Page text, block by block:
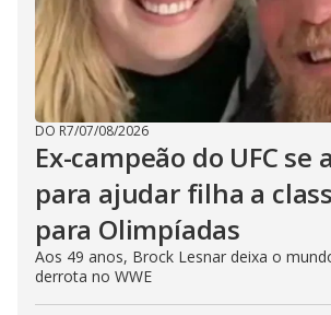
DO R7/07/08/2026
Ex-campeão do UFC se
para ajudar filha a
para Olimpíadas
Aos 49 anos, Brock Lesnar deixa o
derrota no WWE